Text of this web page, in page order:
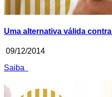
Uma alternativa válida
09/12/2014
Saiba